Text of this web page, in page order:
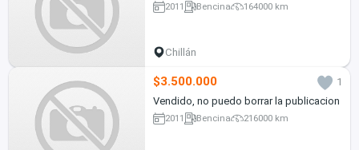
2011 Bencina 164000 km
Chillán
$3.500.000
1
Vendido, no puedo borrar la publicacion
2011 Bencina 216000 km